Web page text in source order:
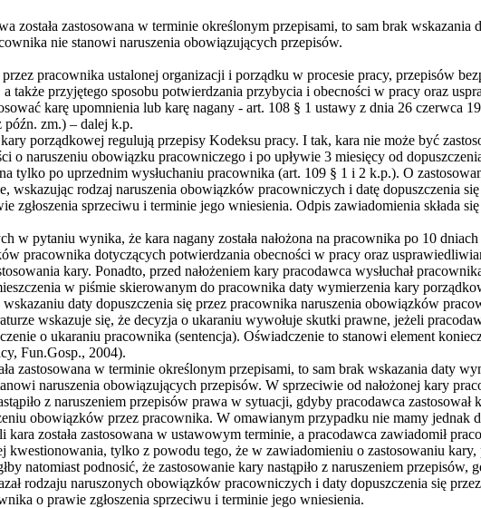
została zastosowana w terminie określonym przepisami, to sam brak
nie stanowi naruszenia obowiązujących przepisów.
przez pracownika ustalonej organizacji i porządku w procesie pracy, przepisów
także przyjętego sposobu potwierdzania przybycia i obecności w pracy oraz
karę upomnienia lub karę nagany - art. 108 § 1 ustawy z dnia 26 czerwca
późn. zm.) – dalej k.p.
kary porządkowej regulują przepisy Kodeksu pracy. I tak, kara nie może być
o naruszeniu obowiązku pracowniczego i po upływie 3 miesięcy od
tylko po uprzednim wysłuchaniu pracownika (art. 109 § 1 i 2 k.p.). O
wskazując rodzaj naruszenia obowiązków pracowniczych i datę dopuszczenia
zgłoszenia sprzeciwu i terminie jego wniesienia. Odpis zawiadomienia składa
w pytaniu wynika, że kara nagany została nałożona na pracownika po 10
pracownika dotyczących potwierdzania obecności w pracy oraz
kary. Ponadto, przed nałożeniem kary pracodawca wysłuchał
w piśmie skierowanym do pracownika daty wymierzenia kary
daty dopuszczenia się przez pracownika naruszenia obowiązków
wskazuje się, że decyzja o ukaraniu wywołuje skutki prawne, jeżeli
o ukaraniu pracownika (sentencja). Oświadczenie to stanowi element
Fun.Gosp., 2004).
zastosowana w terminie określonym przepisami, to sam brak wskazania daty
naruszenia obowiązujących przepisów. W sprzeciwie od nałożonej kary
z naruszeniem przepisów prawa w sytuacji, gdyby pracodawca
obowiązków przez pracownika. W omawianym przypadku nie mamy jednak
kara została zastosowana w ustawowym terminie, a pracodawca zawiadomił
kwestionowania, tylko z powodu tego, że w zawiadomieniu o zastosowaniu kary,
natomiast podnosić, że zastosowanie kary nastąpiło z naruszeniem
rodzaju naruszonych obowiązków pracowniczych i daty dopuszczenia się
o prawie zgłoszenia sprzeciwu i terminie jego wniesienia.